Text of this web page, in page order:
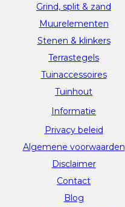
Grind, split & zand
Muurelementen
Stenen & klinkers
Terrastegels
Tuinaccessoires
Tuinhout
Informatie
Privacy beleid
Algemene voorwaarden
Disclaimer
Contact
Blog